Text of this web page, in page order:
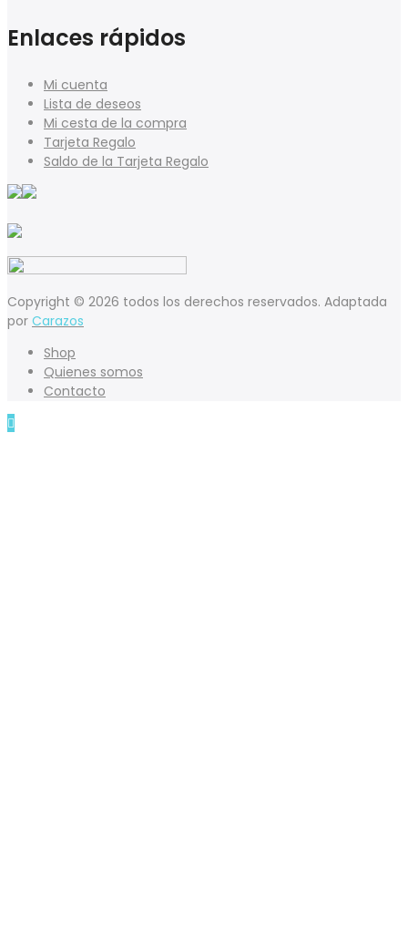
Enlaces rápidos
Mi cuenta
Lista de deseos
Mi cesta de la compra
Tarjeta Regalo
Saldo de la Tarjeta Regalo
Copyright © 2026 todos los derechos reservados. Adaptada
por Carazos
Shop
Quienes somos
Contacto